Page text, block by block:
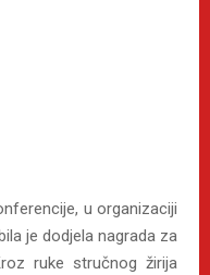
u organizaciji
je dodjela nagrada za
ruke stručnog žirija